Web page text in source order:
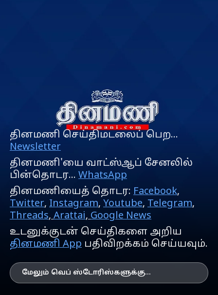
தினமணி செய்திமடலைப் பெற...
Newsletter
தினமணி'யை வாட்ஸ்ஆப் சேனலில்
பின்தொடர... WhatsApp
தினமணியைத் தொடர: Facebook,
Twitter, Instagram, Youtube, Telegram,
Threads,Arattai,Google News
உடனுக்குடன் செய்திகளை அறிய
தினமணி App பதிவிறக்கம் செய்யவும்.
மேலும் வெப் ஸ்டோரிஸ்களுக்கு...